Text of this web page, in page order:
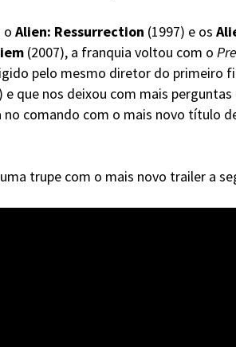
o Alien: Ressurrection (1997) e os
(2007), a franquia voltou com o
pelo mesmo diretor do primeiro
e que nos deixou com mais perguntas
comando com o mais novo título
trupe com o mais novo trailer a